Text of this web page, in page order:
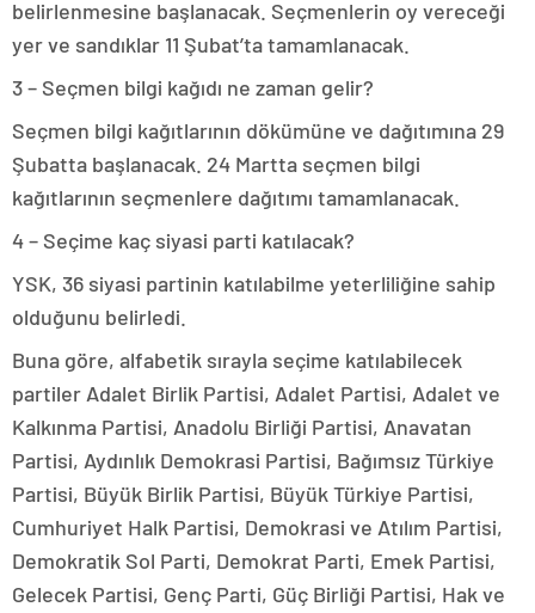
belirlenmesine başlanacak. Seçmenlerin oy vereceği
yer ve sandıklar 11 Şubat’ta tamamlanacak.
3 – Seçmen bilgi kağıdı ne zaman gelir?
Seçmen bilgi kağıtlarının dökümüne ve dağıtımına 29
Şubatta başlanacak. 24 Martta seçmen bilgi
kağıtlarının seçmenlere dağıtımı tamamlanacak.
4 – Seçime kaç siyasi parti katılacak?
YSK, 36 siyasi partinin katılabilme yeterliliğine sahip
olduğunu belirledi.
Buna göre, alfabetik sırayla seçime katılabilecek
partiler Adalet Birlik Partisi, Adalet Partisi, Adalet ve
Kalkınma Partisi, Anadolu Birliği Partisi, Anavatan
Partisi, Aydınlık Demokrasi Partisi, Bağımsız Türkiye
Partisi, Büyük Birlik Partisi, Büyük Türkiye Partisi,
Cumhuriyet Halk Partisi, Demokrasi ve Atılım Partisi,
Demokratik Sol Parti, Demokrat Parti, Emek Partisi,
Gelecek Partisi, Genç Parti, Güç Birliği Partisi, Hak ve